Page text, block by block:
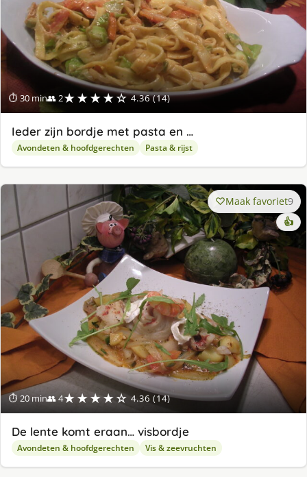
⏱ 30 min👥 2★★★★☆ 4.36 (14)
Ieder zijn bordje met pasta en …
Avondeten & hoofdgerechten Pasta & rijst
⏱ 20 min👥 4★★★★☆ 4.36 (14)
Maak favoriet9
👍
De lente komt eraan… visbordje
Avondeten & hoofdgerechten Vis & zeevruchten